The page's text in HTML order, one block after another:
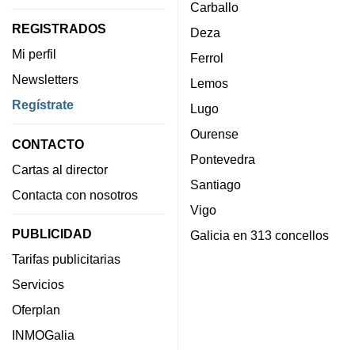
REGISTRADOS
Mi perfil
Newsletters
Regístrate
CONTACTO
Cartas al director
Contacta con nosotros
PUBLICIDAD
Tarifas publicitarias
Servicios
Oferplan
INMOGalia
Carballo
Deza
Ferrol
Lemos
Lugo
Ourense
Pontevedra
Santiago
Vigo
Galicia en 313 concellos